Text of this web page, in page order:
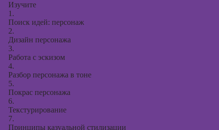
Изучите
1.
Поиск идей: персонаж
2.
Дизайн персонажа
3.
Работа с эскизом
4.
Разбор персонажа в тоне
5.
Покрас персонажа
6.
Текстурирование
7.
Принципы казуальной стилизации